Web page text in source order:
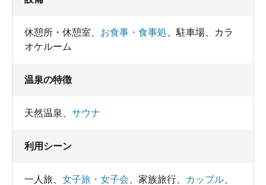
休憩所・休憩室 お食事・食事処 駐車場
カラ
オケルーム
温泉の特徴
天然温泉 サウナ
利用シーン
一人旅 女子旅・女子会 家族旅行 カップル